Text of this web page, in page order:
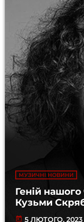
МУЗИЧНІ НОВИНИ
Геній
Кузьми
today 5 ЛЮТОГО, 2023